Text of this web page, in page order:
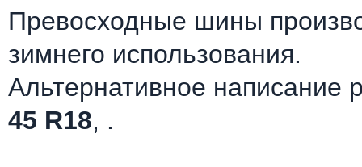
Превосходные шины
зимнего использования.
Альтернативное написание
45 R18, .